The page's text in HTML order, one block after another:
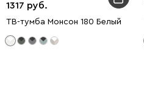
1317
ТВ-тумба Монсон 180 Белый